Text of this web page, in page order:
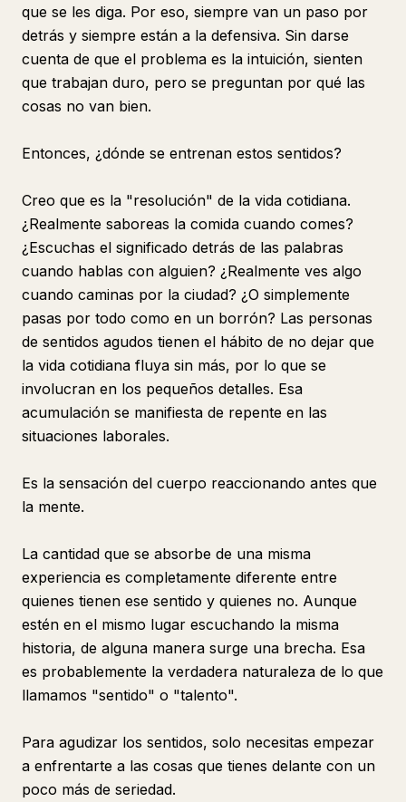
que se les diga. Por eso, siempre van un paso por
detrás y siempre están a la defensiva. Sin darse
cuenta de que el problema es la intuición, sienten
que trabajan duro, pero se preguntan por qué las
cosas no van bien.
Entonces, ¿dónde se entrenan estos sentidos?
Creo que es la "resolución" de la vida cotidiana.
¿Realmente saboreas la comida cuando comes?
¿Escuchas el significado detrás de las palabras
cuando hablas con alguien? ¿Realmente ves algo
cuando caminas por la ciudad? ¿O simplemente
pasas por todo como en un borrón? Las personas
de sentidos agudos tienen el hábito de no dejar que
la vida cotidiana fluya sin más, por lo que se
involucran en los pequeños detalles. Esa
acumulación se manifiesta de repente en las
situaciones laborales.
Es la sensación del cuerpo reaccionando antes que
la mente.
La cantidad que se absorbe de una misma
experiencia es completamente diferente entre
quienes tienen ese sentido y quienes no. Aunque
estén en el mismo lugar escuchando la misma
historia, de alguna manera surge una brecha. Esa
es probablemente la verdadera naturaleza de lo que
llamamos "sentido" o "talento".
Para agudizar los sentidos, solo necesitas empezar
a enfrentarte a las cosas que tienes delante con un
poco más de seriedad.